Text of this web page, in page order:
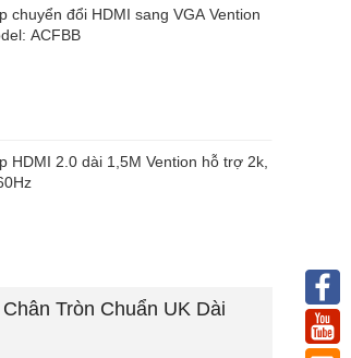
chuyển đổi HDMI sang VGA Vention
ACFBB
HDMI 2.0 dài 1,5M Vention hỗ trợ 2k,
Tròn Chuẩn UK Dài